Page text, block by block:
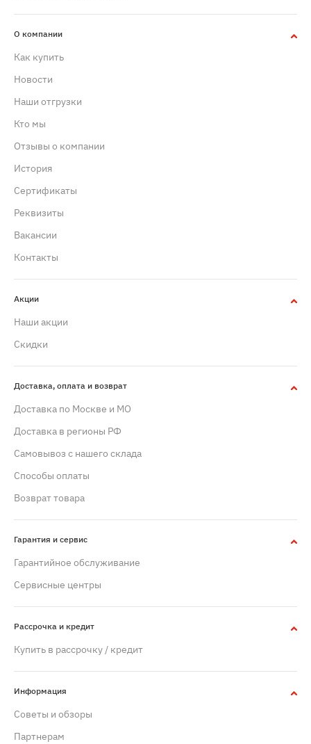
О компании
Как купить
Новости
Наши отгрузки
Кто мы
Отзывы о компании
История
Сертификаты
Реквизиты
Вакансии
Контакты
Акции
Наши акции
Скидки
Доставка, оплата и возврат
Доставка по Москве и МО
Доставка в регионы РФ
Самовывоз с нашего склада
Способы оплаты
Возврат товара
Гарантия и сервис
Гарантийное обслуживание
Сервисные центры
Рассрочка и кредит
Купить в рассрочку / кредит
Информация
Советы и обзоры
Партнерам